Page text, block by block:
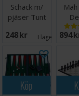
Schack m/
pjäser Tunt
248 SEK I lager: 8894
Köp